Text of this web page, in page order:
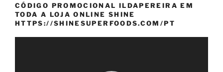
CÓDIGO PROMOCIONAL ILDAPEREIRA EM
TODA A LOJA ONLINE SHINE
HTTPS://SHINESUPERFOODS.COM/PT